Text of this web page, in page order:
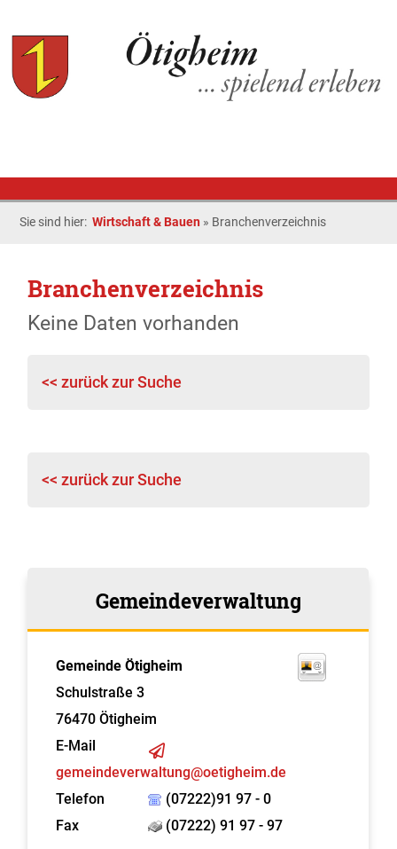
Sie sind hier:Wirtschaft & Bauen » Branchenverzeichnis
Branchenverzeichnis
Keine Daten vorhanden
<< zurück zur Suche
<< zurück zur Suche
Gemeindeverwaltung
Gemeinde Ötigheim
Schulstraße 3
76470 Ötigheim
E-Mail
gemeindeverwaltung@oetigheim.de
Telefon
(07222)91 97 - 0
Fax
(07222) 91 97 - 97